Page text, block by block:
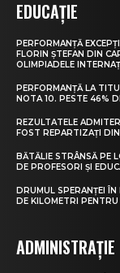
EDUCAȚIE
PERFORMANȚĂ
FLORIN ȘTEFAN DIN
OLIMPIADELE
PERFORMANȚĂ LA
NOTA 10. PESTE 46%
REZULTATELE
FOST REPARTIZAȚI
BĂTĂLIE STRÂNSĂ PE
DE PROFESORI ȘI
DRUMUL SPERANȚEI ÎN
DE KILOMETRI PENTRU
ADMINISTRAȚIE